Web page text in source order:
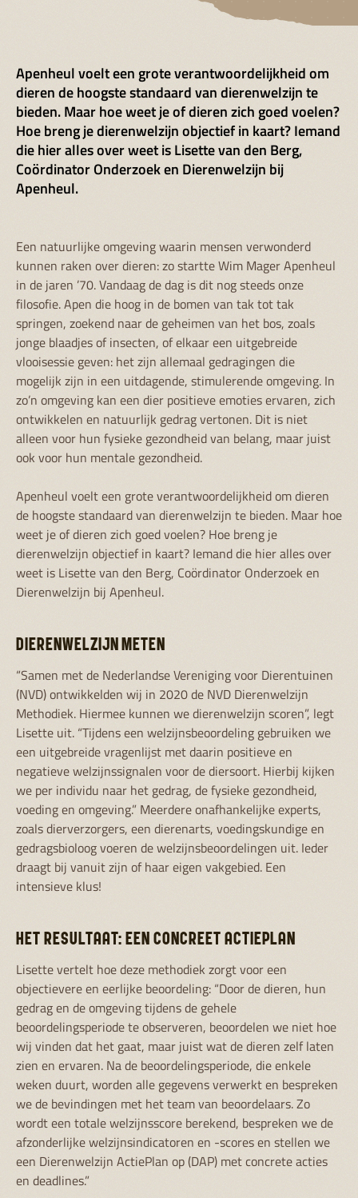
Apenheul voelt een grote verantwoordelijkheid om
dieren de hoogste standaard van dierenwelzijn te
bieden. Maar hoe weet je of dieren zich goed voelen?
Hoe breng je dierenwelzijn objectief in kaart? Iemand
die hier alles over weet is Lisette van den Berg,
Coördinator Onderzoek en Dierenwelzijn bij
Apenheul.
Een natuurlijke omgeving waarin mensen verwonderd
kunnen raken over dieren: zo startte Wim Mager Apenheul
in de jaren ’70. Vandaag de dag is dit nog steeds onze
filosofie. Apen die hoog in de bomen van tak tot tak
springen, zoekend naar de geheimen van het bos, zoals
jonge blaadjes of insecten, of elkaar een uitgebreide
vlooisessie geven: het zijn allemaal gedragingen die
mogelijk zijn in een uitdagende, stimulerende omgeving. In
zo’n omgeving kan een dier positieve emoties ervaren, zich
ontwikkelen en natuurlijk gedrag vertonen. Dit is niet
alleen voor hun fysieke gezondheid van belang, maar juist
ook voor hun mentale gezondheid.
Apenheul voelt een grote verantwoordelijkheid om dieren
de hoogste standaard van dierenwelzijn te bieden. Maar hoe
weet je of dieren zich goed voelen? Hoe breng je
dierenwelzijn objectief in kaart? Iemand die hier alles over
weet is Lisette van den Berg, Coördinator Onderzoek en
Dierenwelzijn bij Apenheul.
DIERENWELZIJN METEN
“Samen met de Nederlandse Vereniging voor Dierentuinen
(NVD) ontwikkelden wij in 2020 de NVD Dierenwelzijn
Methodiek. Hiermee kunnen we dierenwelzijn scoren”, legt
Lisette uit. “Tijdens een welzijnsbeoordeling gebruiken we
een uitgebreide vragenlijst met daarin positieve en
negatieve welzijnssignalen voor de diersoort. Hierbij kijken
we per individu naar het gedrag, de fysieke gezondheid,
voeding en omgeving.” Meerdere onafhankelijke experts,
zoals dierverzorgers, een dierenarts, voedingskundige en
gedragsbioloog voeren de welzijnsbeoordelingen uit. Ieder
draagt bij vanuit zijn of haar eigen vakgebied. Een
intensieve klus!
HET RESULTAAT: EEN CONCREET ACTIEPLAN
Lisette vertelt hoe deze methodiek zorgt voor een
objectievere en eerlijke beoordeling: “Door de dieren, hun
gedrag en de omgeving tijdens de gehele
beoordelingsperiode te observeren, beoordelen we niet hoe
wij vinden dat het gaat, maar juist wat de dieren zelf laten
zien en ervaren. Na de beoordelingsperiode, die enkele
weken duurt, worden alle gegevens verwerkt en bespreken
we de bevindingen met het team van beoordelaars. Zo
wordt een totale welzijnsscore berekend, bespreken we de
afzonderlijke welzijnsindicatoren en -scores en stellen we
een Dierenwelzijn ActiePlan op (DAP) met concrete acties
en deadlines.”